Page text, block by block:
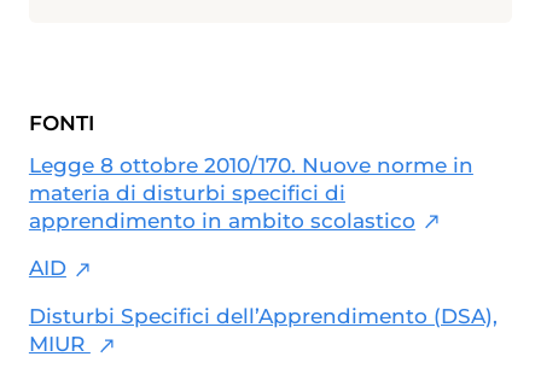
specialmente in ambito materno-
infantile
FONTI
Legge 8 ottobre 2010/170. Nuove norme in
materia di disturbi specifici di
apprendimento in ambito scolastico
AID
Disturbi Specifici dell’Apprendimento (DSA),
MIUR